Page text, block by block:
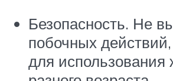
Безопасность. Не
побочных
для